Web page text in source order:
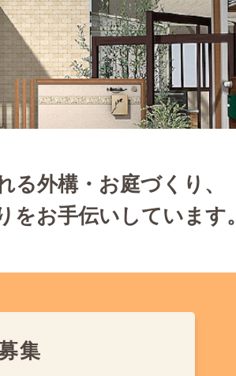
る外構・お庭づくり、
をお手伝いしています。
集